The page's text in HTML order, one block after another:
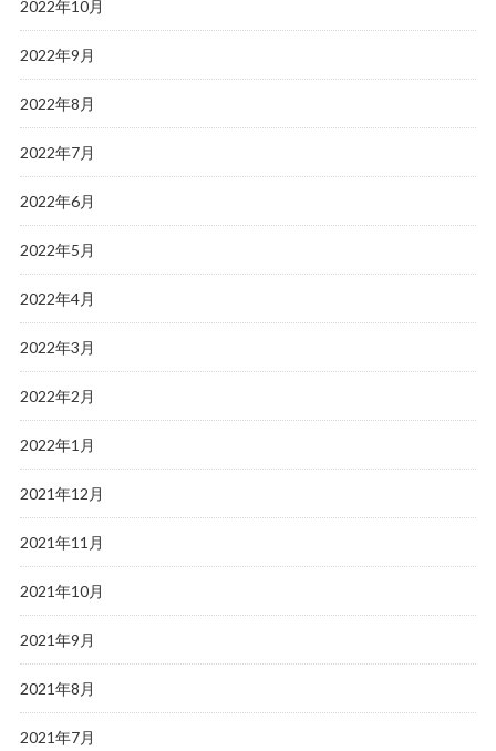
2022年10月
2022年9月
2022年8月
2022年7月
2022年6月
2022年5月
2022年4月
2022年3月
2022年2月
2022年1月
2021年12月
2021年11月
2021年10月
2021年9月
2021年8月
2021年7月